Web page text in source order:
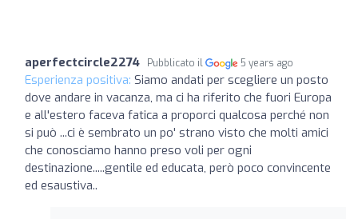
aperfectcircle2274 Pubblicato il 5 years ago
Esperienza positiva: Siamo andati per scegliere un posto
dove andare in vacanza, ma ci ha riferito che fuori Europa
e all'estero faceva fatica a proporci qualcosa perché non
si può ...ci è sembrato un po' strano visto che molti amici
che conosciamo hanno preso voli per ogni
destinazione.....gentile ed educata, però poco convincente
ed esaustiva..